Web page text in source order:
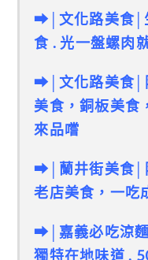
➡│文化路美食│
食 . 光一盤螺肉
➡│文化路美食│
美食，銅板美食
來品嚐
➡│蘭井街美食│
老店美食，一吃
➡│嘉義必吃涼
獨特在地味道 .